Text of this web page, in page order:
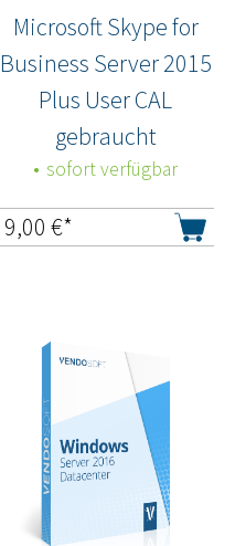
Microsoft Skype for
Business Server 2015
Plus User CAL
gebraucht
sofort verfügbar
9,00 €*